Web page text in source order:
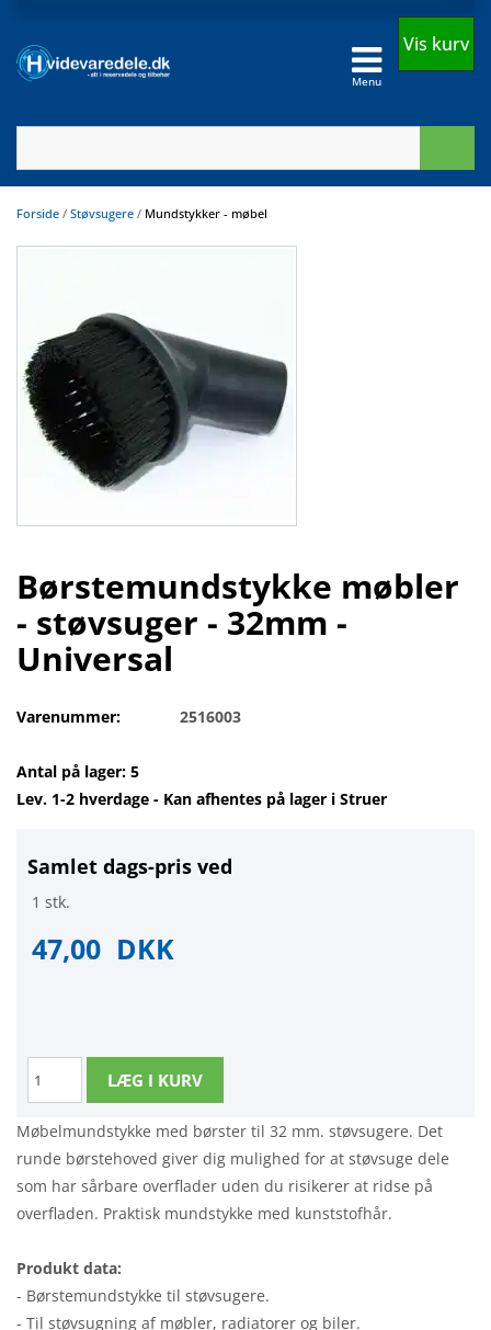
Menu
Vis kurv
Forside / Støvsugere / Mundstykker - møbel
Børstemundstykke møbler
- støvsuger - 32mm -
Universal
Varenummer: 2516003
Antal på lager: 5
Lev. 1-2 hverdage - Kan afhentes på lager i Struer
Samlet dags-pris ved
1 stk.
47,00 DKK
Møbelmundstykke med børster til 32 mm. støvsugere. Det
runde børstehoved giver dig mulighed for at støvsuge dele
som har sårbare overflader uden du risikerer at ridse på
overfladen. Praktisk mundstykke med kunststofhår.
Produkt data:
- Børstemundstykke til støvsugere.
- Til støvsugning af møbler, radiatorer og biler.